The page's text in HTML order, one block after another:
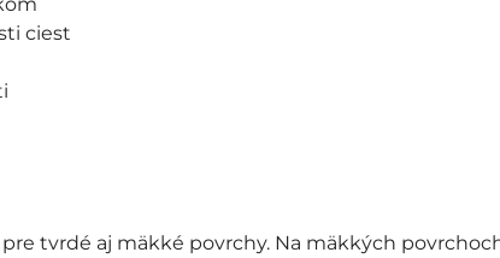
ciest
tvrdé aj mäkké povrchy. Na mäkkých